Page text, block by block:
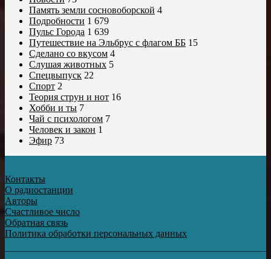
Память земли сосновоборской 4
Подробности 1 679
Пульс Города 1 639
Путешествие на Эльбрус с флагом ББ 15
Сделано со вкусом 4
Слушая животных 5
Спецвыпуск 22
Спорт 2
Теория струн и нот 16
Хобби и ты 7
Чай с психологом 7
Человек и закон 1
Эфир 73
Контакты
О радиостанции
Авторы
Счастливое число
Обратная связь
Политика обработки персональных данных